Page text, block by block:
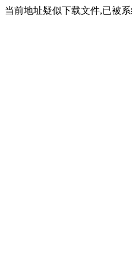
当前地址疑似下载文件,已被